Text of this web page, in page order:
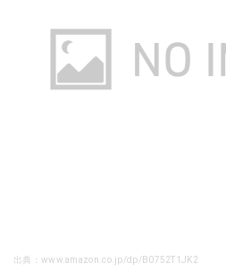
出典：www.amazon.co.jp/dp/B0752T1JK2